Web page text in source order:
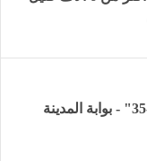
تحطم مقاتلة أميركية من طراز "إف-35" - بوابة المدينة